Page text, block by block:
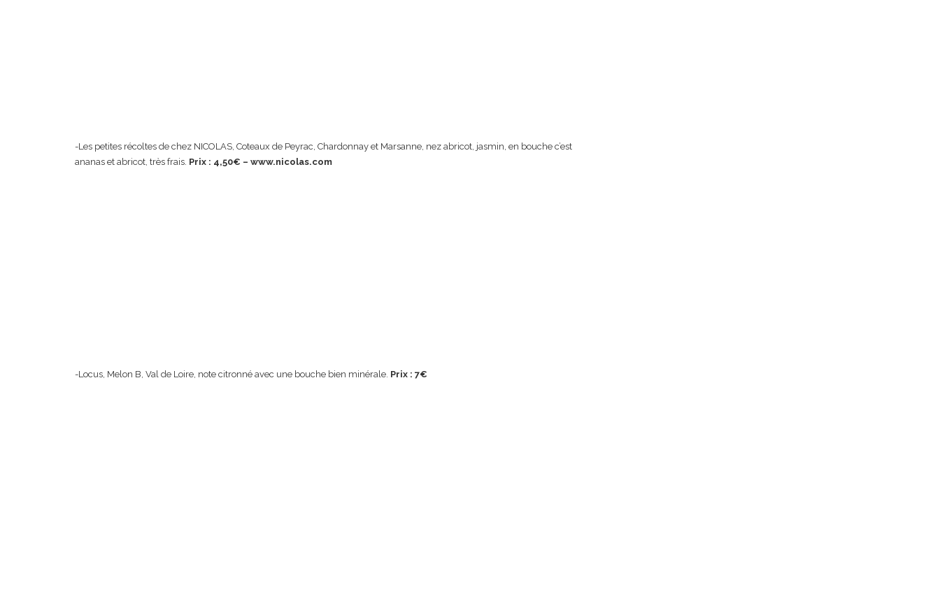
-Les petites récoltes de chez NICOLAS, Coteaux de Peyrac, Chardonnay et Marsanne, nez abricot, jasmin, en bouche c’est
ananas et abricot, très frais. Prix : 4,50€ – www.nicolas.com
-Locus, Melon B, Val de Loire, note citronné avec une bouche bien minérale. Prix : 7€